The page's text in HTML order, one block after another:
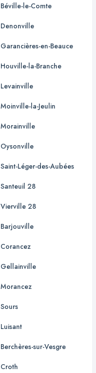
Béville-le-Comte
Denonville
Garancières-en-Beauce
Houville-la-Branche
Levainville
Moinville-la-Jeulin
Morainville
Oysonville
Saint-Léger-des-Aubées
Santeuil 28
Vierville 28
Barjouville
Corancez
Gellainville
Morancez
Sours
Luisant
Berchères-sur-Vesgre
Croth